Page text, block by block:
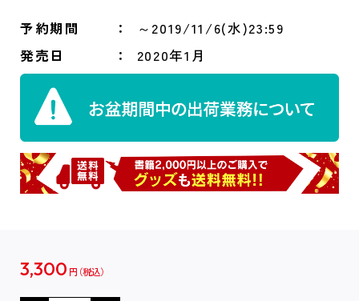
予約期間
～2019/11/6(水)23:59
発売日
2020年1月
3,300 円